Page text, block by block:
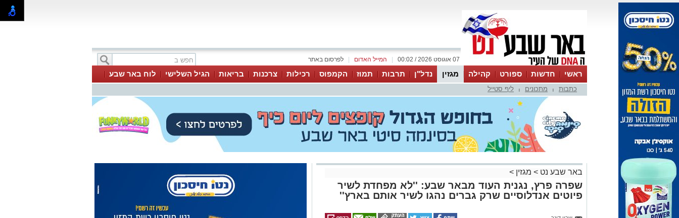
לפרסום באתר המייל האדום 07 אוגוסט 2026 / 00:02
ראשי חדשות ספורט קהילה מגזין נדל"ן תרבות תמוז הקמפוס רכילות צרכנות בריאות הגיל השלישי
לוח באר שבע
עסקים
טיפים והמלצות כתבות מתכונים ליף סטייל
באר שבע נט > מגזין >
שפרה פרץ, נגנית העוד מבאר שבע: ''לא מפחדת לשיר
פיוטים אנדלוסיים שרק גברים נהגו לשיר אותם בארץ''